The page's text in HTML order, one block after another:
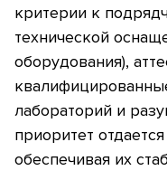
критерии к
технической
оборудования),
лабораторий и
приоритет
обеспечивая их